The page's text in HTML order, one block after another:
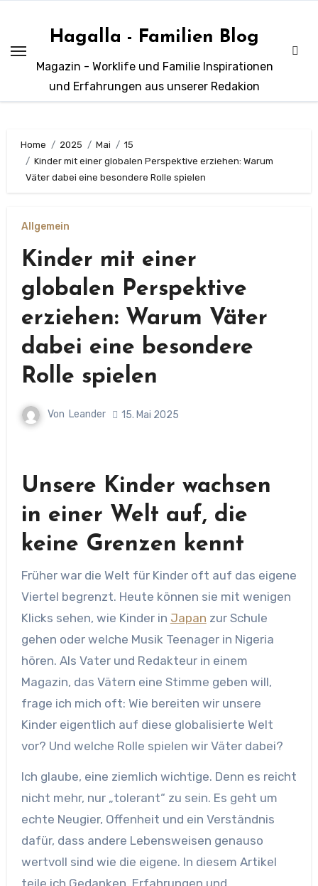
springen
Hagalla - Familien Blog
Magazin - Worklife und Familie Inspirationen
und Erfahrungen aus unserer Redakion
Home 2025 Mai
15
Kinder mit einer globalen Perspektive erziehen: Warum
Väter dabei eine besondere Rolle spielen
Allgemein
Kinder mit einer
globalen Perspektive
erziehen: Warum Väter
dabei eine besondere
Rolle spielen
Von Leander 15. Mai 2025
Unsere Kinder wachsen
in einer Welt auf, die
keine Grenzen kennt
Früher war die Welt für Kinder oft auf das eigene
Viertel begrenzt. Heute können sie mit wenigen
Klicks sehen, wie Kinder in Japan zur Schule
gehen oder welche Musik Teenager in Nigeria
hören. Als Vater und Redakteur in einem
Magazin, das Vätern eine Stimme geben will,
frage ich mich oft: Wie bereiten wir unsere
Kinder eigentlich auf diese globalisierte Welt
vor? Und welche Rolle spielen wir Väter dabei?
Ich glaube, eine ziemlich wichtige. Denn es reicht
nicht mehr, nur „tolerant“ zu sein. Es geht um
echte Neugier, Offenheit und ein Verständnis
dafür, dass andere Lebensweisen genauso
wertvoll sind wie die eigene. In diesem Artikel
teile ich Gedanken, Erfahrungen und